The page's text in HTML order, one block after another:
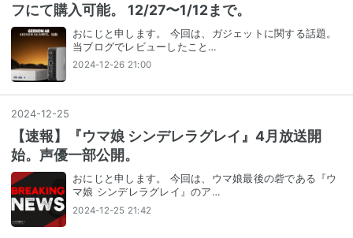
フにて購入可能。 12/27〜1/12まで。
おにじと申します。 今回は、ガジェットに関する話題。
当ブログでレビューしたこと…
2024-12-26 21:00
2024-12-25
【速報】『ウマ娘 シンデレラグレイ』4月放送開
始。声優一部公開。
おにじと申します。 今回は、ウマ娘最後の砦である『ウ
マ娘 シンデレラグレイ』のア…
2024-12-25 21:42